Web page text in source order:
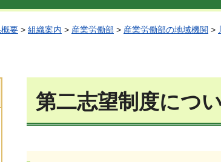
概要 > 組織案内 > 産業労働部 > 産業労働部の地域機関 >
第二志望制度につ